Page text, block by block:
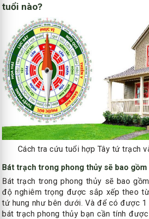
tuổi nào?
Cách tra cứu tuổi hợp Tây tứ trạch
Bát trạch trong phong thủy sẽ bao gồm
Bát trạch trong phong thủy sẽ bao
độ nghiêm trọng được sắp xếp theo
tứ hung như bên dưới. Và để có được
bát trạch phong thủy bạn cần tính